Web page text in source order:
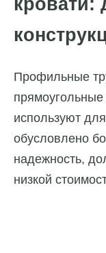
кровати:
Профильные
используют
обусловлено
надежность,
низкой